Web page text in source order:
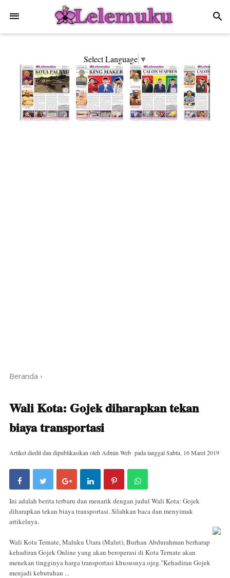
search
Select Language ▼
Beranda ›
Wali Kota: Gojek diharapkan tekan
biaya transportasi
Artikel diedit dan dipublikasikan oleh Admin Web pada tanggalSabtu, 16 Maret 2019
Ini adalah berita terbaru dan menarik dengan judul Wali Kota: Gojek
diharapkan tekan biaya transportasi. Silahkan baca dan menyimak
artikelnya.
Wali Kota Ternate, Maluku Utara (Malut), Burhan Abdurahman berharap
kehadiran Gojek Online yang akan beroperasi di Kota Ternate akan
menekan tingginya harga transportasi khususnya ojeg."Kehadiran Gojek
menjadi kebutuhan ...